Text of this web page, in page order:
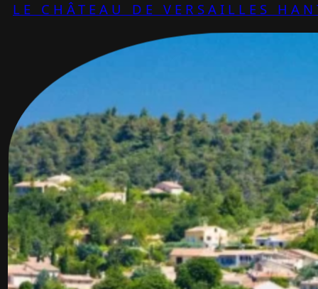
LE CHÂTEAU DE VERSAILLES